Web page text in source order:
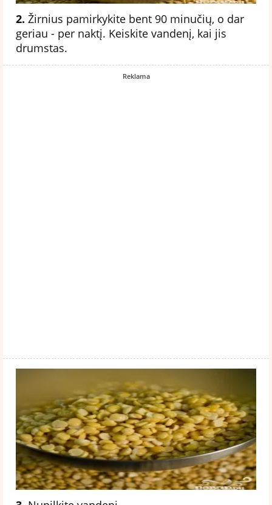
2. Žirnius pamirkykite bent 90 minučių, o dar
geriau - per naktį. Keiskite vandenį, kai jis
drumstas.
Reklama